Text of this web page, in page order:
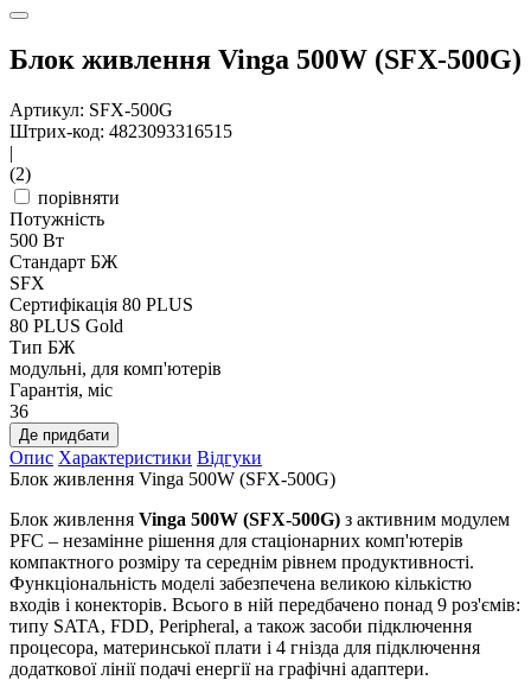
Блок живлення Vinga 500W (SFX-500G)
Артикул: SFX-500G
Штрих-код: 4823093316515
|
(2)
порівняти
Потужність
500 Вт
Стандарт БЖ
SFX
Сертифікація 80 PLUS
80 PLUS Gold
Тип БЖ
модульні, для комп'ютерів
Гарантія, міс
36
Де придбати
Опис Характеристики Відгуки
Блок живлення Vinga 500W (SFX-500G)
Блок живлення Vinga 500W (SFX-500G) з активним модулем
PFC – незамінне рішення для стаціонарних комп'ютерів
компактного розміру та середнім рівнем продуктивності.
Функціональність моделі забезпечена великою кількістю
входів і конекторів. Всього в ній передбачено понад 9 роз'ємів:
типу SATA, FDD, Peripheral, а також засоби підключення
процесора, материнської плати і 4 гнізда для підключення
додаткової лінії подачі енергії на графічні адаптери.